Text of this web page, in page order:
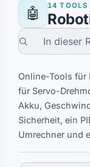
🤖 14 TOOLS
Online-Tools für
für Servo-
Akku,
Sicherheit, ein
Umrechner und